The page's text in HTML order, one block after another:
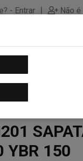
- Entrar | Não
MOTOS
YBR 150